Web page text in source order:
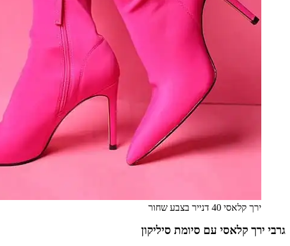
ירך קלאסי 40 דנייר בצבע שחור
גרבי ירך קלאסי עם סיומת סיליקון